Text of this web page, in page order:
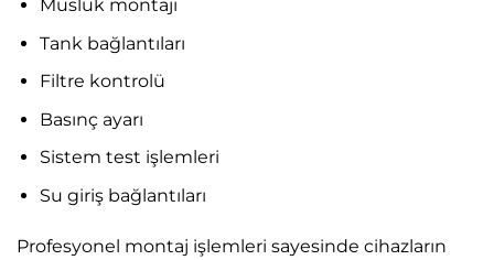
Musluk montajı
Tank bağlantıları
Filtre kontrolü
Basınç ayarı
Sistem test işlemleri
Su giriş bağlantıları
Profesyonel montaj işlemleri sayesinde cihazların